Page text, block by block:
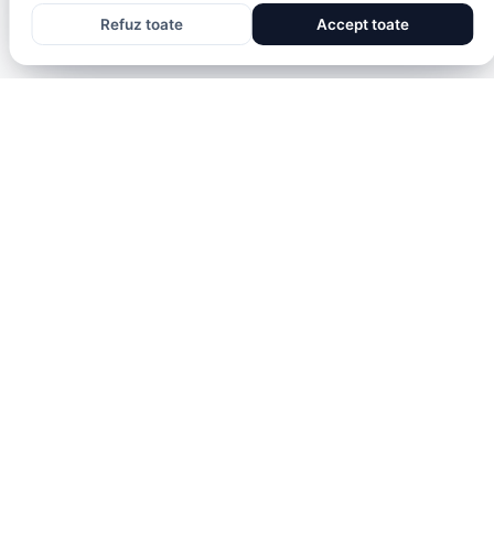
Refuz toate
Accept toate